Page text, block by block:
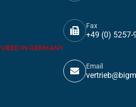
IN GERMANY
Fax
+49 (0) 5257-
Email